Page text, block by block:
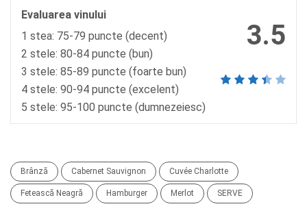
3.5
Evaluarea vinului
1 stea: 75-79 puncte (decent)
2 stele: 80-84 puncte (bun)
3 stele: 85-89 puncte (foarte bun)
4 stele: 90-94 puncte (excelent)
5 stele: 95-100 puncte (dumnezeiesc)
Brânză Cabernet Sauvignon Cuvée Charlotte
Fetească Neagră Hamburger Merlot SERVE